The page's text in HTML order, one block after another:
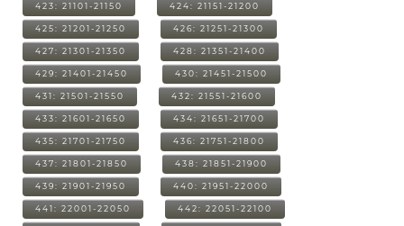
423: 21101-21150 424: 21151-21200
425: 21201-21250 426: 21251-21300
427: 21301-21350 428: 21351-21400
429: 21401-21450 430: 21451-21500
431: 21501-21550 432: 21551-21600
433: 21601-21650 434: 21651-21700
435: 21701-21750 436: 21751-21800
437: 21801-21850 438: 21851-21900
439: 21901-21950 440: 21951-22000
441: 22001-22050 442: 22051-22100